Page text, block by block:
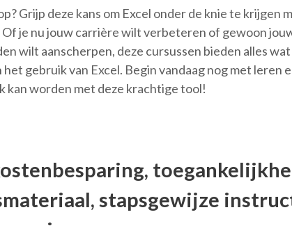
Grijp deze kans om Excel onder de knie te krijgen
Of je nu jouw carrière wilt verbeteren of gewoon
wilt aanscherpen, deze cursussen bieden alles
gebruik van Excel. Begin vandaag nog met leren
kan worden met deze krachtige tool!
stapsgewijze